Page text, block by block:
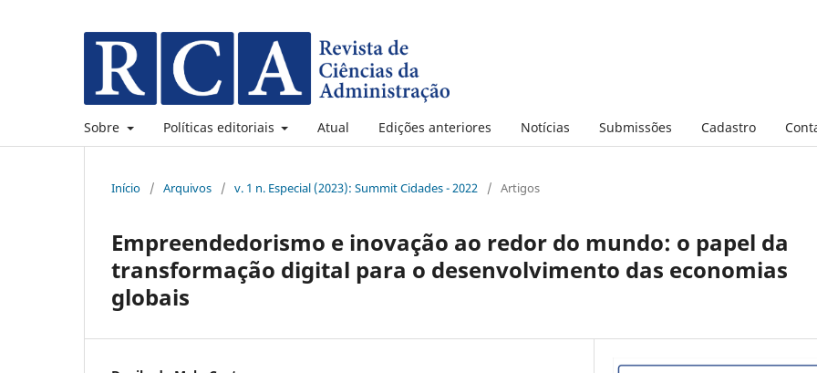
Sobre Políticas editoriais Atual Edições anteriores Notícias Submissões Cadastro
Início / Arquivos / v. 1 n. Especial (2023): Summit Cidades - 2022 / Artigos
Empreendedorismo e inovação ao redor do mundo: o papel da
transformação digital para o desenvolvimento das economias
globais